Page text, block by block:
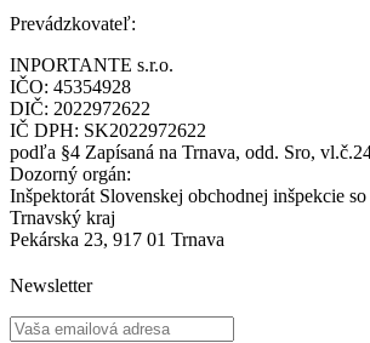
Prevádzkovateľ:
INPORTANTE s.r.o.
IČO: 45354928
DIČ: 2022972622
IČ DPH: SK2022972622
podľa §4 Zapísaná na Trnava, odd. Sro,
Dozorný orgán:
Inšpektorát Slovenskej obchodnej inšpekcie
Trnavský kraj
Pekárska 23, 917 01 Trnava
Newsletter